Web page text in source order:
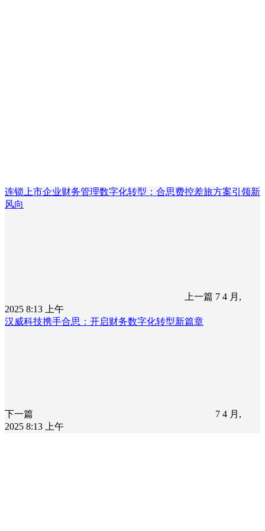
连锁上市企业财务管理数字化转型：合思费控差旅方案引领新
风向
上一篇 7 4 月,
2025 8:13 上午
汉威科技携手合思：开启财务数字化转型新篇章
下一篇
7 4 月,
2025 8:13 上午